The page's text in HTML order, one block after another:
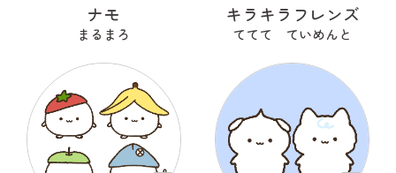
ナモ
まるまろ
キラキラフレンズ
ててて ていめんと